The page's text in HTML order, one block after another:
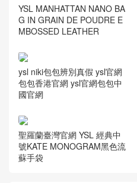
YSL MANHATTAN NANO BA
G IN GRAIN DE POUDRE E
MBOSSED LEATHER
ysl niki包包辨別真假 ysl官網
包包香港官網 ysl官網包包中
國官網
聖羅蘭臺灣官網 YSL 經典中
號KATE MONOGRAM黑色流
蘇手袋